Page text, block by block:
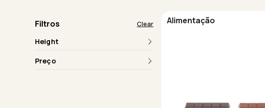
Filtros Clear
Height
Preço
Alimentação